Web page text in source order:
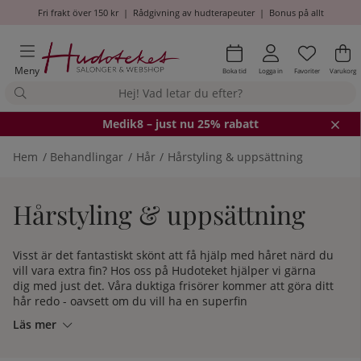
Fri frakt över 150 kr| Rådgivning av hudterapeuter| Bonus på allt
Meny Boka tid Logga in Antal i
.
Favoriter .
Varukorg
Medik8 – just nu 25% rabatt
Hem Behandlingar Hår Hårstyling & uppsättning
Hårstyling & uppsättning
Visst är det fantastiskt skönt att få hjälp med håret närd du
vill vara extra fin? Hos oss på Hudoteket hjälper vi gärna
dig med just det. Våra duktiga frisörer kommer att göra ditt
hår redo - oavsett om du vill ha en superfin
after work eller om du ska vara brudtärna eller gå på bal.
Läs mer